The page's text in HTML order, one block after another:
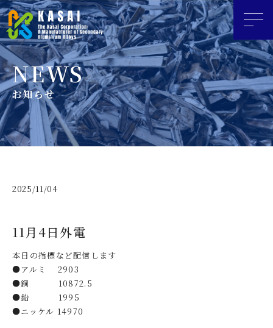
お知らせ
2025/11/04
11月4日外電
本日の指標など配信します
●アルミ 2903
●銅 10872.5
●鉛 1995
●ニッケル 14970